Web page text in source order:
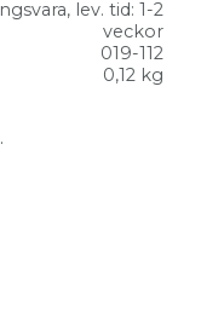
lev. tid: 1-2
veckor
019-112
0,12 kg